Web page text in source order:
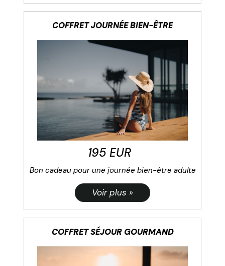
COFFRET JOURNÉE BIEN-ÊTRE
195 EUR
Bon cadeau pour une journée bien-être adulte
COFFRET SÉJOUR GOURMAND